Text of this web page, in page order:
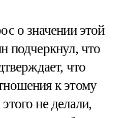
о значении этой
подчеркнул, что
что
к этому
не делали,